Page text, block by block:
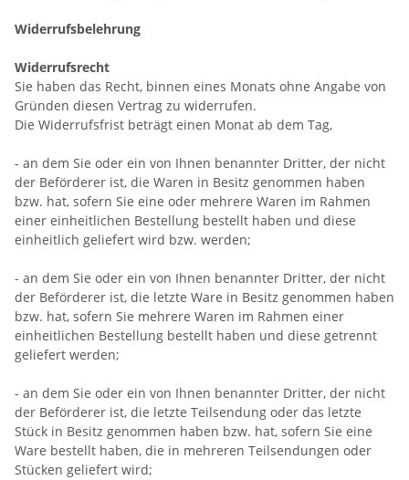
Widerrufsbelehrung
Widerrufsrecht
Sie haben das Recht, binnen eines Monats ohne Angabe von
Gründen diesen Vertrag zu widerrufen.
Die Widerrufsfrist beträgt einen Monat ab dem Tag,
- an dem Sie oder ein von Ihnen benannter Dritter, der nicht
der Beförderer ist, die Waren in Besitz genommen haben
bzw. hat, sofern Sie eine oder mehrere Waren im Rahmen
einer einheitlichen Bestellung bestellt haben und diese
einheitlich geliefert wird bzw. werden;
- an dem Sie oder ein von Ihnen benannter Dritter, der nicht
der Beförderer ist, die letzte Ware in Besitz genommen haben
bzw. hat, sofern Sie mehrere Waren im Rahmen einer
einheitlichen Bestellung bestellt haben und diese getrennt
geliefert werden;
- an dem Sie oder ein von Ihnen benannter Dritter, der nicht
der Beförderer ist, die letzte Teilsendung oder das letzte
Stück in Besitz genommen haben bzw. hat, sofern Sie eine
Ware bestellt haben, die in mehreren Teilsendungen oder
Stücken geliefert wird;